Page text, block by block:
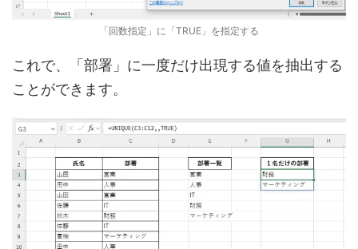
「回数指定」に「TRUE」を指定する
これで、「部署」に一度だけ出現する値を抽出する
ことができます。